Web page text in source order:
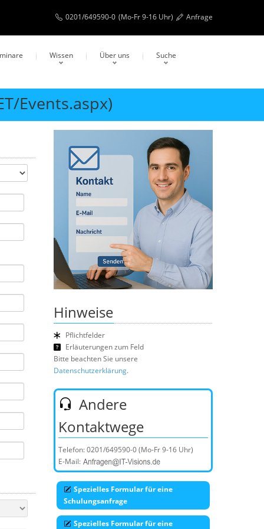
0201/649590-0 (Mo-Fr 9-16 Uhr) Anfrage
Wissen Über uns Suche
Events.aspx)
Hinweise
Pflichtfelder
Erläuterungen zum Feld
Bitte beachten Sie unsere
Datenschutzerklärung.
Andere
Kontaktwege
Telefon:0201/649590-0(Mo-Fr 9-16 Uhr)
E-Mail:
Spezielles Formular für eine
Schulungsanfrage
Spezielles Formular für eine